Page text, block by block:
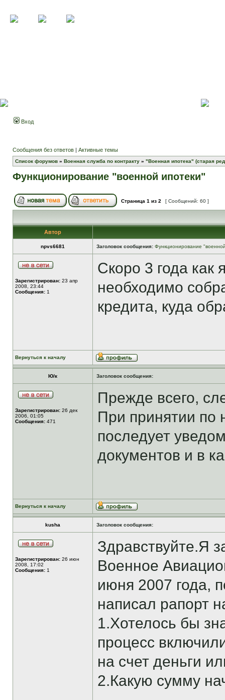
Вход
Сообщения без ответов | Активные темы
Список форумов » Военная служба по контракту » "Военная ипотека" (старая
Функционирование "военной ипотеки"
Страница 1 из 2 [ Сообщений: 60 ]
Автор
npvs6681 Заголовок сообщения: Функционирование
Зарегистрирован: 23 апр
2008, 23:44
Сообщения: 1
Скоро 3 года как
необходимо
кредита, куда
Вернуться к началу
Ю/к Заголовок сообщения:
Зарегистрирован: 26 дек
2006, 01:05
Сообщения: 471
Прежде всего,
При принятии по
последует
документов и в
Вернуться к началу
kusha Заголовок сообщения:
Зарегистрирован: 26 июн
2008, 17:02
Сообщения: 1
Здравствуйте.Я
Военное
июня 2007 года,
написал рапорт
1.Хотелось бы
процесс
на счет деньги
2.Какую сумму